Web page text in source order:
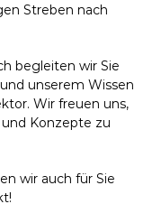
Streben nach
begleiten wir Sie
unserem Wissen
Wir freuen uns,
Konzepte zu
wir auch für Sie